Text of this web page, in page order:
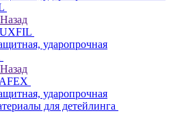
Назад
ударопрочная
Назад
ударопрочная
для детейлинга